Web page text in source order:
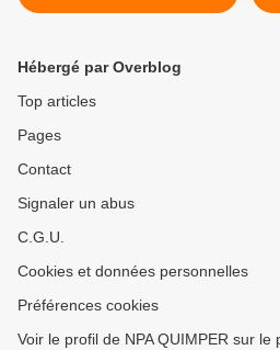
chargent, la riposte
Hébergé par Overblog
Top articles
Pages
Contact
Signaler un abus
C.G.U.
Cookies et données personnelles
Préférences cookies
Voir le profil de NPA QUIMPER sur le